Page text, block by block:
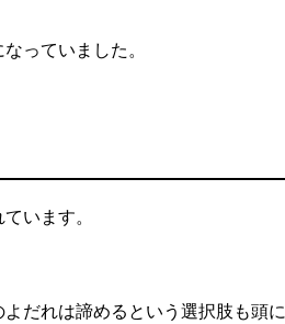
っていました。
います。
だれは諦めるという選択肢も頭に